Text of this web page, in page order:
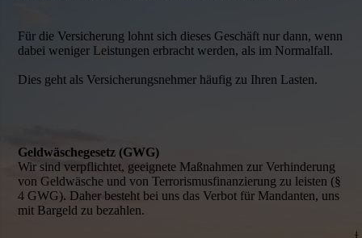
Für die Versicherung lohnt sich dieses Geschäft nur dann, wenn
dabei weniger Leistungen erbracht werden, als im Normalfall.
Dies geht als Versicherungs­nehmer häufig zu Ihren Lasten.
Geldwäschegesetz (GWG)
Wir sind verpflichtet, geeignete Maßnahmen zur Verhinderung
von Geldwäsche und von Terrorismusfinanzierung zu leisten (§
4 GWG). Daher besteht bei uns das Verbot für Mandanten, uns
mit Bargeld zu bezahlen.